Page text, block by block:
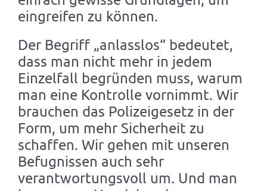
eingreifen zu können.
Der Begriff „anlasslos“ bedeutet,
dass man nicht mehr in jedem
Einzelfall begründen muss, warum
man eine Kontrolle vornimmt. Wir
brauchen das Polizeigesetz in der
Form, um mehr Sicherheit zu
schaffen. Wir gehen mit unseren
Befugnissen auch sehr
verantwortungsvoll um. Und man